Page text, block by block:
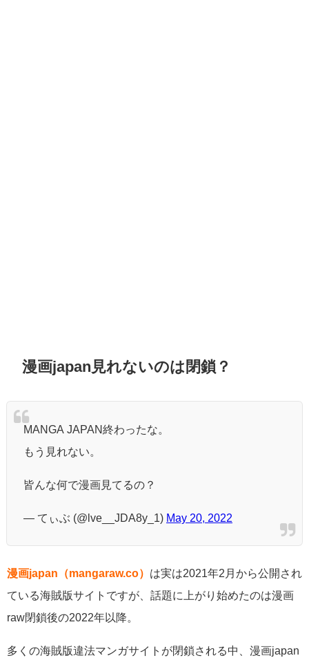
漫画japan見れないのは閉鎖？
MANGA JAPAN終わったな。
もう見れない。
皆んな何で漫画見てるの？
— てぃぶ (@lve__JDA8y_1) May 20, 2022
漫画japan（mangaraw.co） は実は2021年2月から公開され
ている海賊版サイトですが、 話題に上がり始めたのは漫画
raw閉鎖後の2022年以降。
多くの海賊版違法マンガサイトが閉鎖される中、 漫画japan